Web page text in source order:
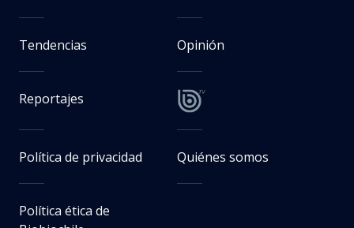
Tendencias Opinión
Reportajes
Política de privacidad Quiénes somos
Política ética de